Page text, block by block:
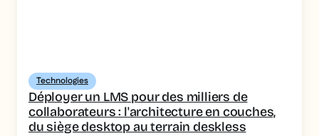
Technologies
Déployer un LMS pour des milliers de
collaborateurs : l'architecture en couches,
du siège desktop au terrain deskless